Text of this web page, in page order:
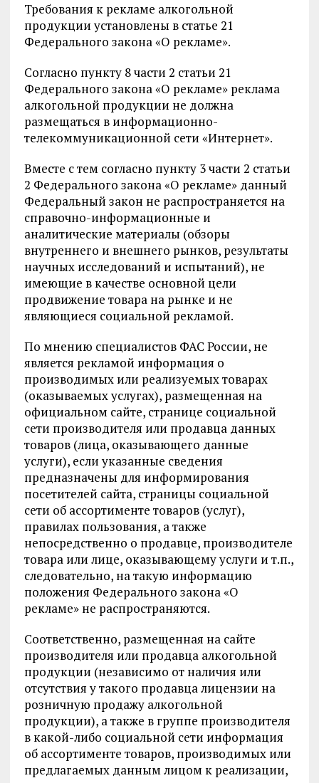
Требования к рекламе алкогольной
продукции установлены в статье 21
Федерального закона «О рекламе».
Согласно пункту 8 части 2 статьи 21
Федерального закона «О рекламе» реклама
алкогольной продукции не должна
размещаться в информационно-
телекоммуникационной сети «Интернет».
Вместе с тем согласно пункту 3 части 2 статьи
2 Федерального закона «О рекламе» данный
Федеральный закон не распространяется на
справочно-информационные и
аналитические материалы (обзоры
внутреннего и внешнего рынков, результаты
научных исследований и испытаний), не
имеющие в качестве основной цели
продвижение товара на рынке и не
являющиеся социальной рекламой.
По мнению специалистов ФАС России, не
является рекламой информация о
производимых или реализуемых товарах
(оказываемых услугах), размещенная на
официальном сайте, странице социальной
сети производителя или продавца данных
товаров (лица, оказывающего данные
услуги), если указанные сведения
предназначены для информирования
посетителей сайта, страницы социальной
сети об ассортименте товаров (услуг),
правилах пользования, а также
непосредственно о продавце, производителе
товара или лице, оказывающему услуги и т.п.,
следовательно, на такую информацию
положения Федерального закона «О
рекламе» не распространяются.
Соответственно, размещенная на сайте
производителя или продавца алкогольной
продукции (независимо от наличия или
отсутствия у такого продавца лицензии на
розничную продажу алкогольной
продукции), а также в группе производителя
в какой-либо социальной сети информация
об ассортименте товаров, производимых или
предлагаемых данным лицом к реализации,